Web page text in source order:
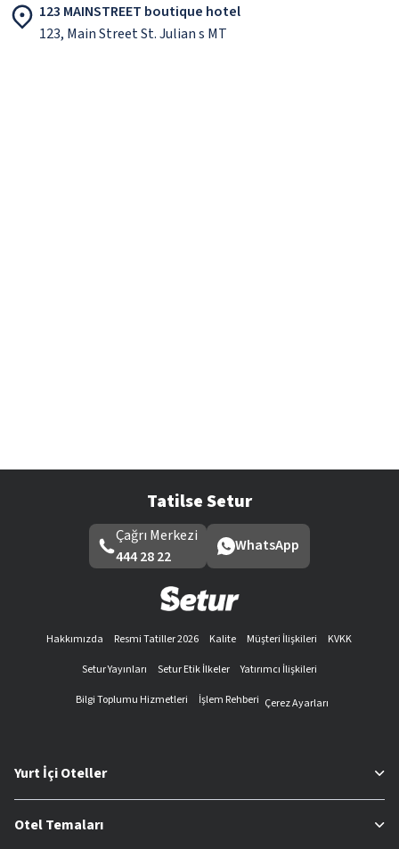
123 MAINSTREET boutique hotel
123, Main Street St. Julian s MT
Tatilse Setur
Çağrı Merkezi
444 28 22
WhatsApp
Hakkımızda Resmi Tatiller 2026 Kalite Müşteri İlişkileri
KVKK
Setur Yayınları
Setur Etik İlkeler
Yatırımcı İlişkileri
Bilgi Toplumu Hizmetleri
İşlem Rehberi Çerez Ayarları
Yurt İçi Oteller
Otel Temaları